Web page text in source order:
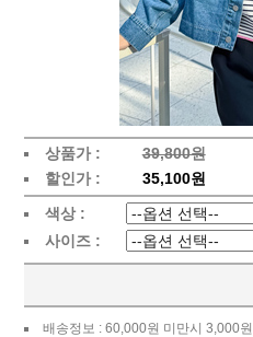
상품가 :
39,800원
할인가 :
35,100원
색상 :
사이즈 :
배송정보 : 60,000원 미만시 3,000원,